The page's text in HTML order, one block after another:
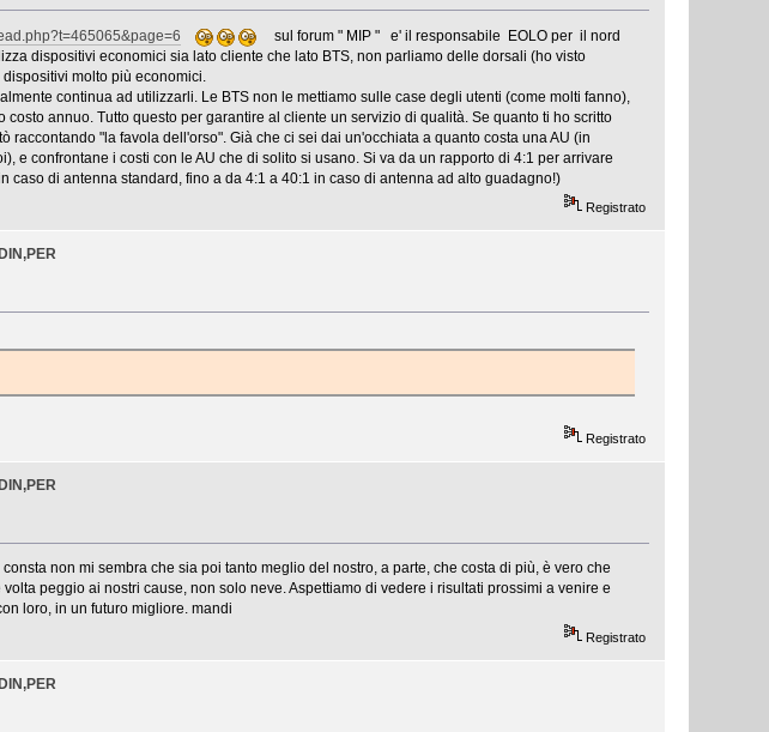
sul forum " MIP " e' il responsabile EOLO per il nord
dispositivi economici sia lato cliente che lato BTS, non parliamo delle dorsali (ho visto
molto più economici.
continua ad utilizzarli. Le BTS non le mettiamo sulle case degli utenti (come molti fanno),
annuo. Tutto questo per garantire al cliente un servizio di qualità. Se quanto ti ho scritto
raccontando "la favola dell'orso". Già che ci sei dai un'occhiata a quanto costa una AU (in
e confrontane i costi con le AU che di solito si usano. Si va da un rapporto di 4:1 per arrivare
di antenna standard, fino a da 4:1 a 40:1 in caso di antenna ad alto guadagno!)
Registrato
Registrato
non mi sembra che sia poi tanto meglio del nostro, a parte, che costa di più, è vero che
peggio ai nostri cause, non solo neve. Aspettiamo di vedere i risultati prossimi a venire e
loro, in un futuro migliore. mandi
Registrato